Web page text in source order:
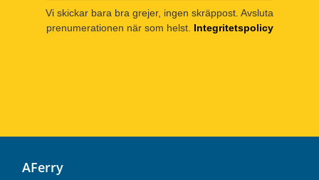
Vi skickar bara bra grejer, ingen skräppost. Avsluta
prenumerationen när som helst. Integritetspolicy
AFerry